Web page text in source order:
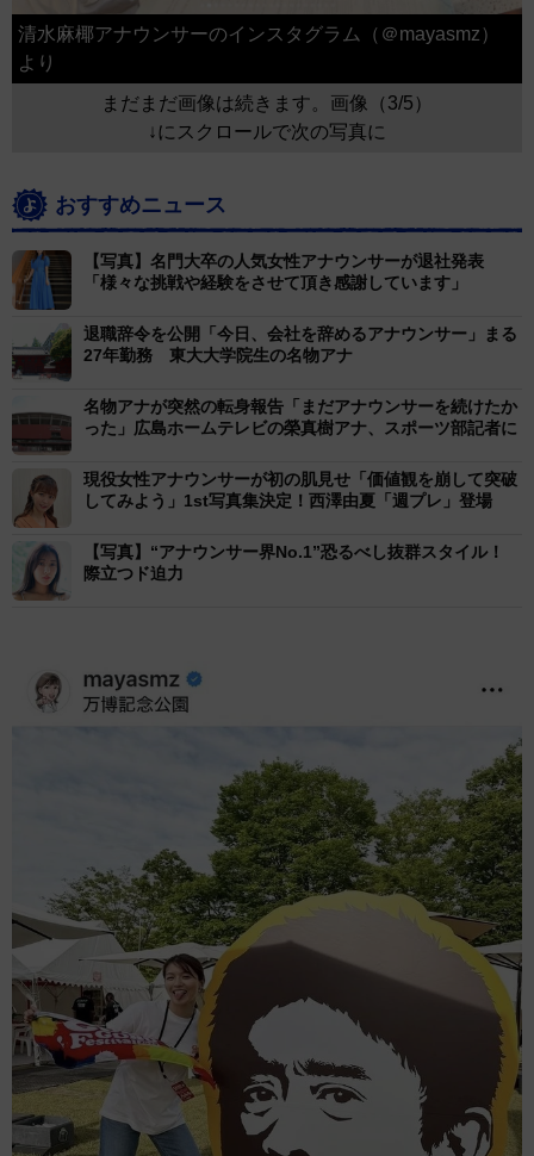
清水麻椰アナウンサーのインスタグラム（＠mayasmz）
より
まだまだ画像は続きます。画像（3/5）
↓にスクロールで次の写真に
おすすめニュース
【写真】名門大卒の人気女性アナウンサーが退社発表
「様々な挑戦や経験をさせて頂き感謝しています」
退職辞令を公開「今日、会社を辞めるアナウンサー」まる
27年勤務 東大大学院生の名物アナ
名物アナが突然の転身報告「まだアナウンサーを続けたか
った」広島ホームテレビの榮真樹アナ、スポーツ部記者に
現役女性アナウンサーが初の肌見せ「価値観を崩して突破
してみよう」1st写真集決定！西澤由夏「週プレ」登場
【写真】“アナウンサー界No.1”恐るべし抜群スタイル！
際立つド迫力